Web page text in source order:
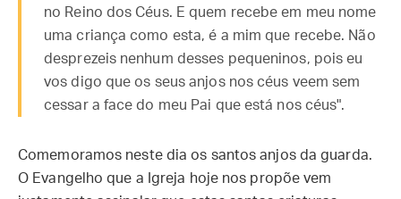
no Reino dos Céus. E quem recebe em meu nome
uma criança como esta, é a mim que recebe. Não
desprezeis nenhum desses pequeninos, pois eu
vos digo que os seus anjos nos céus veem sem
cessar a face do meu Pai que está nos céus".
Comemoramos neste dia os santos anjos da guarda.
O Evangelho que a Igreja hoje nos propõe vem